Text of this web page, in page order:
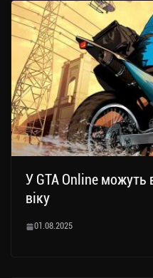
У GTA Online можуть
віку
01.08.2025